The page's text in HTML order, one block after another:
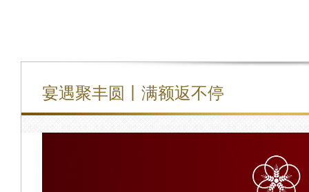
宴遇聚丰圆丨满额返不停